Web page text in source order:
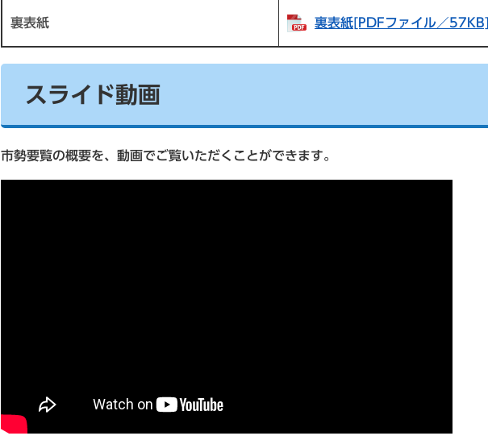
裏表紙 裏表紙[PDFファイル／57KB]
スライド動画
市勢要覧の概要を、動画でご覧いただくことができます。